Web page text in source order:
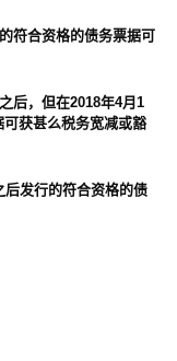
符合资格的债务票据可
后，但在2018年4月1
获甚么税务宽减或豁
发行的符合资格的债